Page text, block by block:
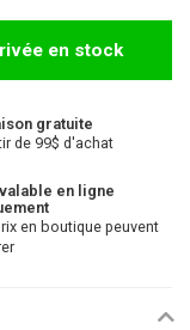
en stock
gratuite
de 99$ d'achat
en ligne
en boutique peuvent